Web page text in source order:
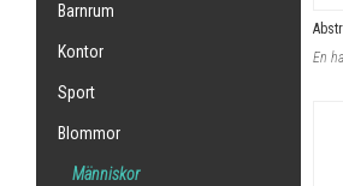
Barnrum
Kontor
Sport
Blommor
Människor